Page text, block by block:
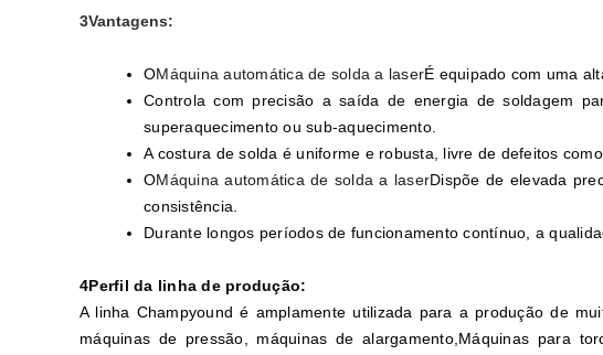
3Vantagens:
OMáquina automática de solda a laserÉ equipado com uma
Controla com precisão a saída de energia de soldagem
superaquecimento ou sub-aquecimento.
A costura de solda é uniforme e robusta, livre de defeitos
OMáquina automática de solda a laserDispõe de elevada
consistência.
Durante longos períodos de funcionamento contínuo, a
4Perfil da linha de produção:
A linha Champyound é amplamente utilizada para a produção de
máquinas de pressão, máquinas de alargamento,Máquinas para